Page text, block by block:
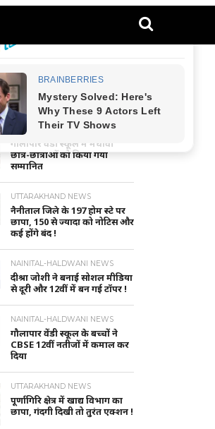
NAINITAL-HALDWANI NEWS
गौलापार वैंडी स्कूल में मेधावी
छात्र-छात्राओं को किया गया
सम्मानित
UTTARAKHAND NEWS
नैनीताल जिले के 197 होम स्टे पर
छापा, 150 से ज्यादा को नोटिस और
कई होंगे बंद !
NAINITAL-HALDWANI NEWS
दीश्रा जोशी ने बनाई सोशल मीडिया
से दूरी और 12वीं में बन गई टॉपर !
NAINITAL-HALDWANI NEWS
गौलापार वेंडी स्कूल के बच्चों ने
CBSE 12वीं नतीजों में कमाल कर
दिया
UTTARAKHAND NEWS
पूर्णागिरि क्षेत्र में खाद्य विभाग का
छापा, गंदगी दिखी तो तुरंत एक्शन !